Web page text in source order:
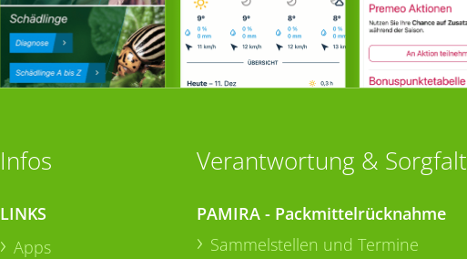
Infos
LINKS
Apps
Verantwortung & Sorgfalt
PAMIRA - Packmittelrücknahme
Sammelstellen und Termine